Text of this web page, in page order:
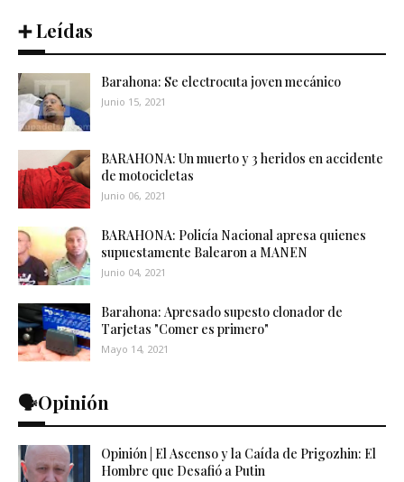
➕ Leídas
Barahona: Se electrocuta joven mecánico
Junio 15, 2021
BARAHONA: Un muerto y 3 heridos en accidente
de motocicletas
Junio 06, 2021
BARAHONA: Policía Nacional apresa quienes
supuestamente Balearon a MANEN
Junio 04, 2021
Barahona: Apresado supesto clonador de
Tarjetas "Comer es primero"
Mayo 14, 2021
🗣️Opinión
Opinión | El Ascenso y la Caída de Prigozhin: El
Hombre que Desafió a Putin